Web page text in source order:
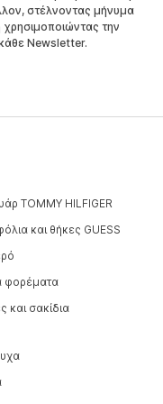
στέλνοντας μήνυμα
χρησιμοποιώντας την
Newsletter.
TOMMY HILFIGER
και θήκες GUESS
φορέματα
και σακίδια